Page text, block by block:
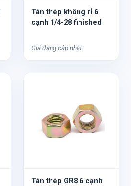
Tán thép không rỉ 6
cạnh 1/4-28 finished
Giá đang cập nhật
Tán thép GR8 6 cạnh